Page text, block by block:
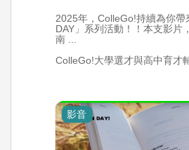
2025年，ColleGo!持續為你帶
DAY」系列活動！！本支影片
南 ...
ColleGo!大學選才與高中育才
影音